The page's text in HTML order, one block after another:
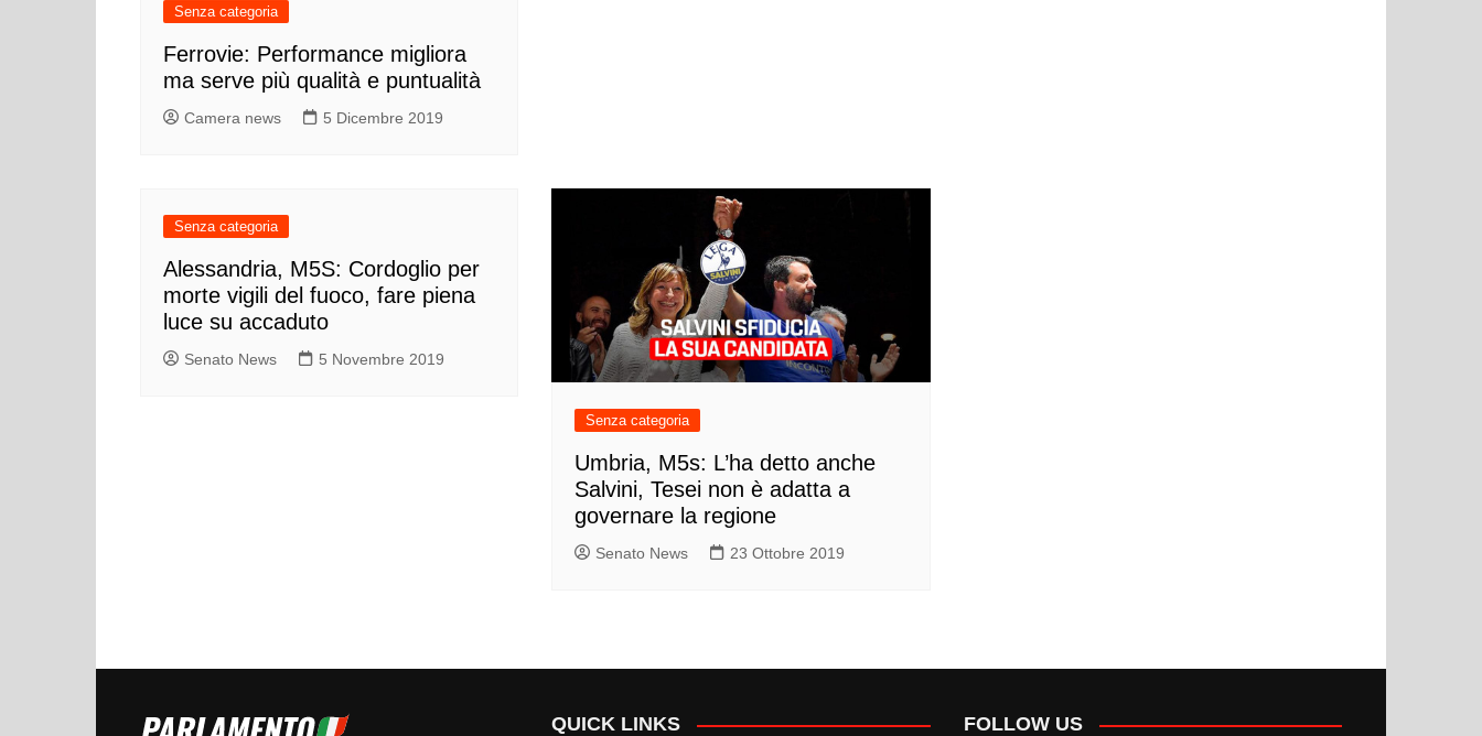
Senza categoria
Ferrovie: Performance migliora
ma serve più qualità e puntualità
Camera news 5 Dicembre 2019
Senza categoria
Alessandria, M5S: Cordoglio per
morte vigili del fuoco, fare piena
luce su accaduto
Senato News 5 Novembre 2019
Senza categoria
Umbria, M5s: L’ha detto anche
Salvini, Tesei non è adatta a
governare la regione
Senato News 23 Ottobre 2019
QUICK LINKS FOLLOW US